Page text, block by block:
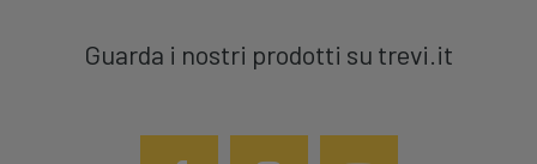
Guarda i nostri prodotti su trevi.it